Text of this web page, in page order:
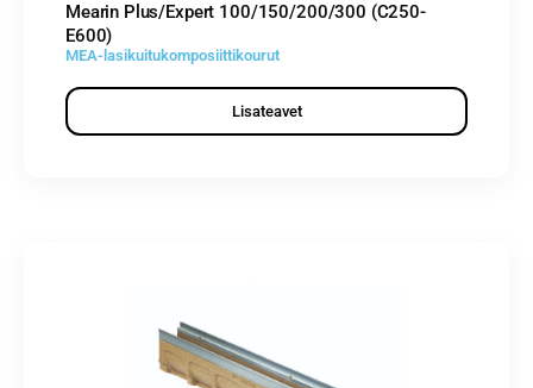
Mearin Plus/Expert 100/150/200/300 (C250-
E600)
MEA-lasikuitukomposiittikourut
Lisateavet